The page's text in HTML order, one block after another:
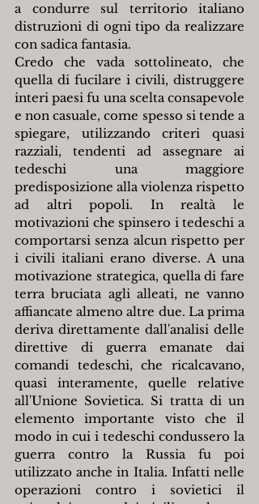
a condurre sul territorio italiano
distruzioni di ogni tipo da realizzare
con sadica fantasia.
Credo che vada sottolineato, che
quella di fucilare i civili, distruggere
interi paesi fu una scelta consapevole
e non casuale, come spesso si tende a
spiegare, utilizzando criteri quasi
razziali, tendenti ad assegnare ai
tedeschi una maggiore
predisposizione alla violenza rispetto
ad altri popoli. In realtà le
motivazioni che spinsero i tedeschi a
comportarsi senza alcun rispetto per
i civili italiani erano diverse. A una
motivazione strategica, quella di fare
terra bruciata agli alleati, ne vanno
affiancate almeno altre due. La prima
deriva direttamente dall'analisi delle
direttive di guerra emanate dai
comandi tedeschi, che ricalcavano,
quasi interamente, quelle relative
all'Unione Sovietica. Si tratta di un
elemento importante visto che il
modo in cui i tedeschi condussero la
guerra contro la Russia fu poi
utilizzato anche in Italia. Infatti nelle
operazioni contro i sovietici il